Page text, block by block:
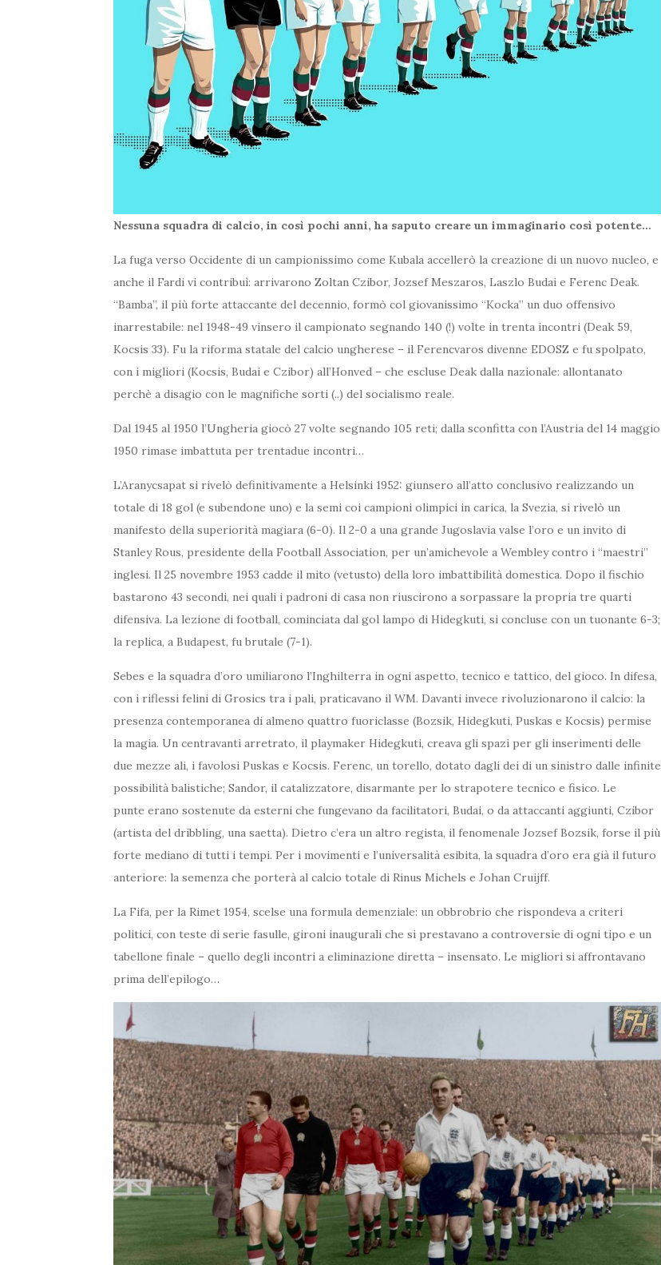
Nessuna squadra di calcio, in così pochi anni, ha saputo creare un immaginario così potente…
La fuga verso Occidente di un campionissimo come Kubala accellerò la creazione di un nuovo nucleo, e
anche il Fardi vi contribuì: arrivarono Zoltan Czibor, Jozsef Meszaros, Laszlo Budai e Ferenc Deak.
“Bamba”, il più forte attaccante del decennio, formò col giovanissimo “Kocka” un duo offensivo
inarrestabile: nel 1948-49 vinsero il campionato segnando 140 (!) volte in trenta incontri (Deak 59,
Kocsis 33). Fu la riforma statale del calcio ungherese – il Ferencvaros divenne EDOSZ e fu spolpato,
con i migliori (Kocsis, Budai e Czibor) all’Honved – che escluse Deak dalla nazionale: allontanato
perchè a disagio con le magnifiche sorti (..) del socialismo reale.
Dal 1945 al 1950 l’Ungheria giocò 27 volte segnando 105 reti; dalla sconfitta con l’Austria del 14 maggio
1950 rimase imbattuta per trentadue incontri…
L’Aranycsapat si rivelò definitivamente a Helsinki 1952: giunsero all’atto conclusivo realizzando un
totale di 18 gol (e subendone uno) e la semi coi campioni olimpici in carica, la Svezia, si rivelò un
manifesto della superiorità magiara (6-0). Il 2-0 a una grande Jugoslavia valse l’oro e un invito di
Stanley Rous, presidente della Football Association, per un’amichevole a Wembley contro i “maestri”
inglesi. Il 25 novembre 1953 cadde il mito (vetusto) della loro imbattibilità domestica. Dopo il fischio
bastarono 43 secondi, nei quali i padroni di casa non riuscirono a sorpassare la propria tre quarti
difensiva. La lezione di football, cominciata dal gol lampo di Hidegkuti, si concluse con un tuonante 6-3;
la replica, a Budapest, fu brutale (7-1).
Sebes e la squadra d’oro umiliarono l’Inghilterra in ogni aspetto, tecnico e tattico, del gioco. In difesa,
con i riflessi felini di Grosics tra i pali, praticavano il WM. Davanti invece rivoluzionarono il calcio: la
presenza contemporanea di almeno quattro fuoriclasse (Bozsik, Hidegkuti, Puskas e Kocsis) permise
la magia. Un centravanti arretrato, il playmaker Hidegkuti, creava gli spazi per gli inserimenti delle
due mezze ali, i favolosi Puskas e Kocsis. Ferenc, un torello, dotato dagli dei di un sinistro dalle infinite
possibilità balistiche; Sandor, il catalizzatore, disarmante per lo strapotere tecnico e fisico. Le
punte erano sostenute da esterni che fungevano da facilitatori, Budai, o da attaccanti aggiunti, Czibor
(artista del dribbling, una saetta). Dietro c’era un altro regista, il fenomenale Jozsef Bozsik, forse il più
forte mediano di tutti i tempi. Per i movimenti e l’universalità esibita, la squadra d’oro era già il futuro
anteriore: la semenza che porterà al calcio totale di Rinus Michels e Johan Cruijff.
La Fifa, per la Rimet 1954, scelse una formula demenziale: un obbrobrio che rispondeva a criteri
politici, con teste di serie fasulle, gironi inaugurali che si prestavano a controversie di ogni tipo e un
tabellone finale – quello degli incontri a eliminazione diretta – insensato. Le migliori si affrontavano
prima dell’epilogo…